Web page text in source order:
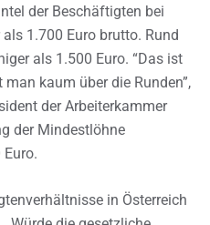
der Beschäftigten bei
1.700 Euro brutto. Rund
als 1.500 Euro. “Das ist
man kaum über die Runden”,
der Arbeiterkammer
der Mindestlöhne
in Österreich